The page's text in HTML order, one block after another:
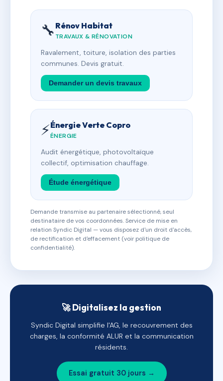
🔧 Rénov Habitat
TRAVAUX & RÉNOVATION
Ravalement, toiture, isolation des parties
communes. Devis gratuit.
Demander un devis travaux
⚡Énergie Verte Copro
ÉNERGIE
Audit énergétique, photovoltaïque
collectif, optimisation chauffage.
Étude énergétique
Demande transmise au partenaire sélectionné, seul
destinataire de vos coordonnées. Service de mise en
relation Syndic Digital — vous disposez d'un droit d'accès,
de rectification et d'effacement (voir politique de
confidentialité).
🚀 Digitalisez la gestion
Syndic Digital simplifie l'AG, le recouvrement des
charges, la conformité ALUR et la communication
résidents.
Essai gratuit 30 jours →